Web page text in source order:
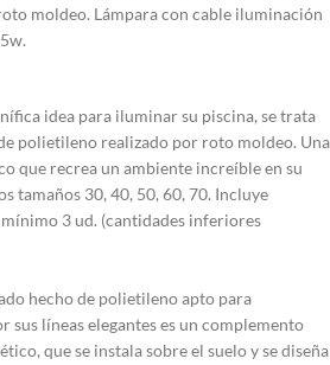
moldeo. Lámpara con cable iluminación
idea para iluminar su piscina, se trata
polietileno realizado por roto moldeo. Una
que recrea un ambiente increíble en su
tamaños 30, 40, 50, 60, 70. Incluye
3 ud. (cantidades inferiores
hecho de polietileno apto para
sus líneas elegantes es un complemento
que se instala sobre el suelo y se diseña